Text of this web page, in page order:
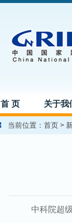
首 页 关于我
当前位置： 首页 >
中科院超